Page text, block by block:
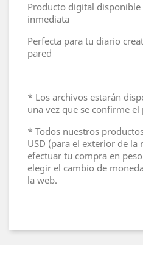
Producto digital disponible
inmediata
Perfecta para tu diario
pared
* Los archivos estarán
una vez que se confirme el
* Todos nuestros
USD (para el exterior de la
efectuar tu compra en
elegir el cambio de
la web.